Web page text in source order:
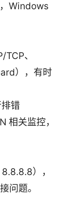
Windows
、
），有时
错
相关监控，
），
问题。